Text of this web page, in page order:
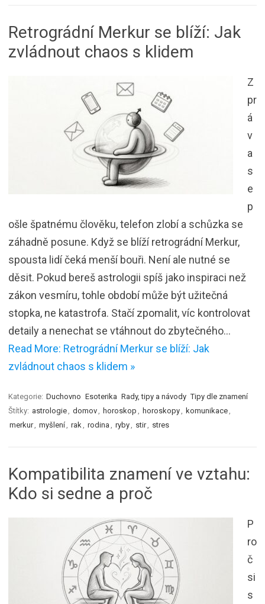
Retrográdní Merkur se blíží: Jak
zvládnout chaos s klidem
Z
pr
á
v
a
s
e
p
ošle špatnému člověku, telefon zlobí a schůzka se
záhadně posune. Když se blíží retrográdní Merkur,
spousta lidí čeká menší bouři. Není ale nutné se
děsit. Pokud bereš astrologii spíš jako inspiraci než
zákon vesmíru, tohle období může být užitečná
stopka, ne katastrofa. Stačí zpomalit, víc kontrolovat
detaily a nenechat se vtáhnout do zbytečného…
Read More: Retrográdní Merkur se blíží: Jak
zvládnout chaos s klidem »
Kategorie: Duchovno Esoterika Rady, tipy a návody Tipy dle znamení
Štítky: astrologie domov horoskop horoskopy komunikace
merkur
myšlení rak rodina ryby stir stres
Kompatibilita znamení ve vztahu:
Kdo si sedne a proč
P
ro
č
si
s